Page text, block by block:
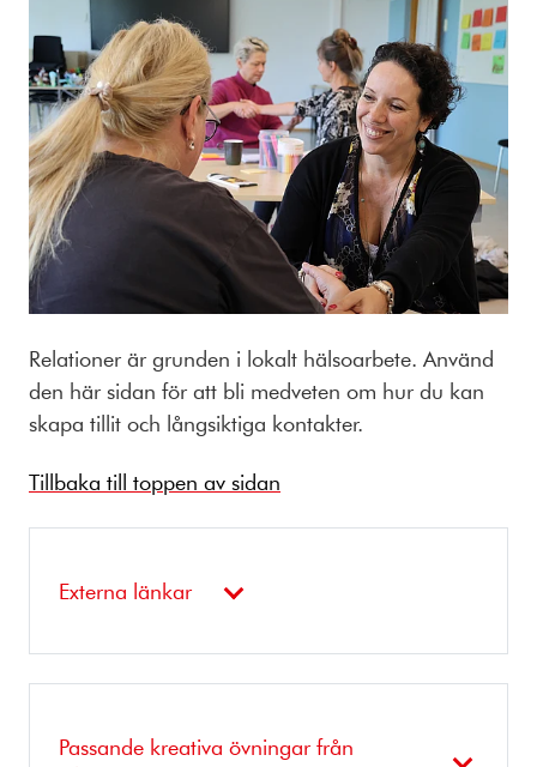
Relationer är grunden i lokalt hälsoarbete. Använd
den här sidan för att bli medveten om hur du kan
skapa tillit och långsiktiga kontakter.
Tillbaka till toppen av sidan
Externa länkar
Passande kreativa övningar från